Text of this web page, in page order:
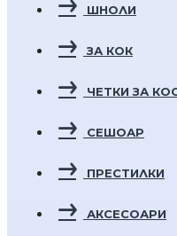
ШНОЛИ
ЗА КОК
ЧЕТКИ ЗА
СЕШОАР
ПРЕСТИЛКИ
АКСЕСОАРИ